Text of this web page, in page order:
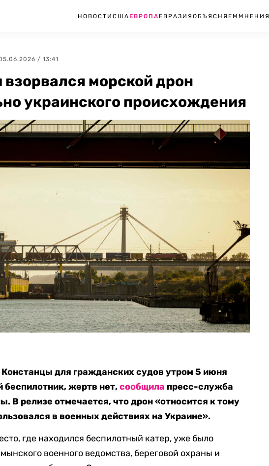
НОВОСТИ США ЕВРОПА ЕВРАЗИЯ ОБЪЯСНЯЕМ МНЕНИЯ
05.06.2026 / 13:41
морской дрон
украинского происхождения
для гражданских судов утром 5 июня
беспилотник, жертв нет,сообщила пресс-служба
В релизе отмечается, что дрон «относится к тому
в военных действиях на Украине».
где находился беспилотный катер, уже было
военного ведомства, береговой охраны и